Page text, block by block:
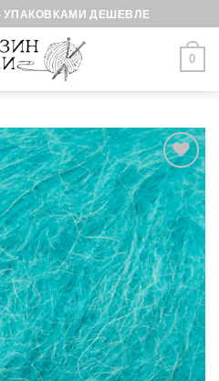
УПАКОВКАМИ ДЕШЕВЛЕ
0
Добавить в
избранное.